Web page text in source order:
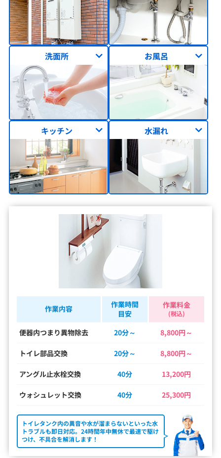
洗面所 お風呂
キッチン 水漏れ
作業内容
作業時間
目安
作業料金
(税込)
便器内つまり異物除去 20分～ 8,800円～
トイレ部品交換 20分～ 8,800円～
アングル止水栓交換 40分 13,200円
ウォシュレット交換 40分 25,300円
トイレタンク内の異音や水が溜まらないといった水
トラブルも即日対応。24時間年中無休で最速で駆け
つけ、不具合を解消します！